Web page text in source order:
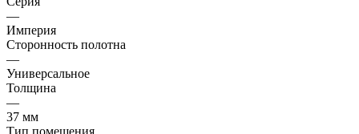
—
Империя
Сторонность полотна
—
Универсальное
Толщина
—
37 мм
Тип помещения